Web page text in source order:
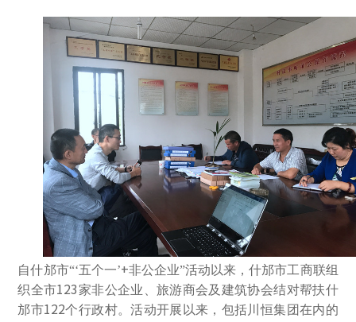
自什邡市“‘五个一’+非公企业”活动以来，什邡市工商联组
织全市123 家非公企业、旅游商会及建筑协会结对帮扶什
邡市122个行政村。活动开展以来，包括川恒集团在内的